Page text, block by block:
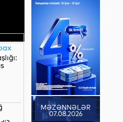
MƏZƏNNƏLƏR
07.08.2026